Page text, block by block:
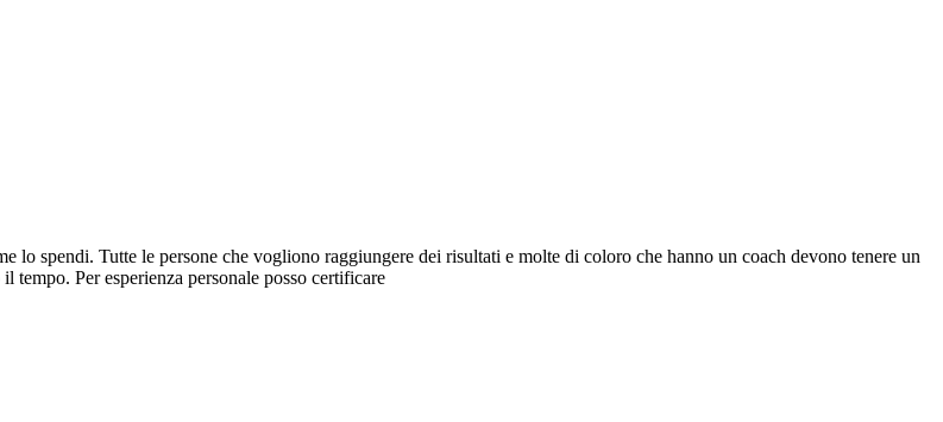
lo spendi. Tutte le persone che vogliono raggiungere dei risultati e molte di coloro che hanno un coach devono tenere un
Per esperienza personale posso certificare